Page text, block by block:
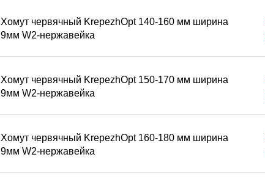
Хомут червячный KrepezhOpt 140-160 мм ширина
9мм W2-нержавейка
Хомут червячный KrepezhOpt 150-170 мм ширина
9мм W2-нержавейка
Хомут червячный KrepezhOpt 160-180 мм ширина
9мм W2-нержавейка